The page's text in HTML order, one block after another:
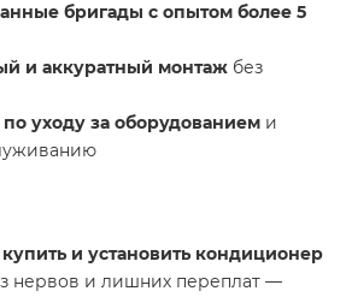
бригады с опытом более 5
и аккуратный монтаж без
уходу за оборудованием и
купить и установить кондиционер
нервов и лишних переплат —